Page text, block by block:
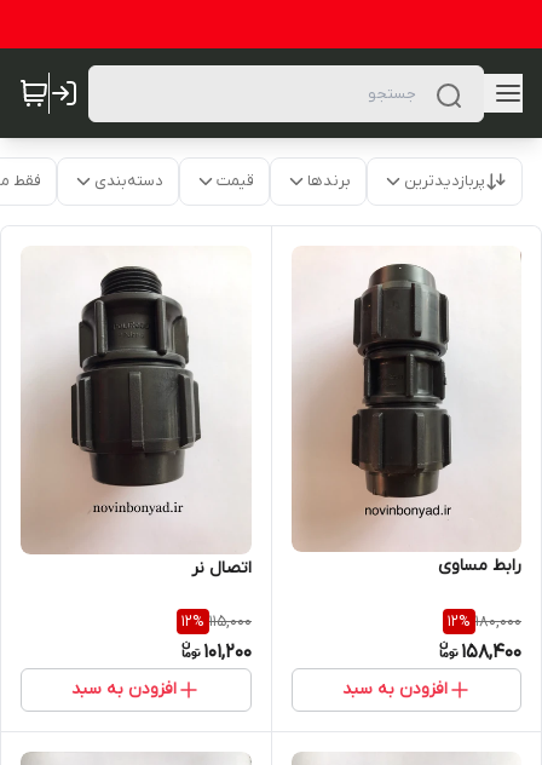
پربازدیدترین برندها قیمت دسته‌بندی فقط
رابط مساوی
180,000
12%
158,400
افزودن به سبد
اتصال نر
115,000
12%
101,200
افزودن به سبد